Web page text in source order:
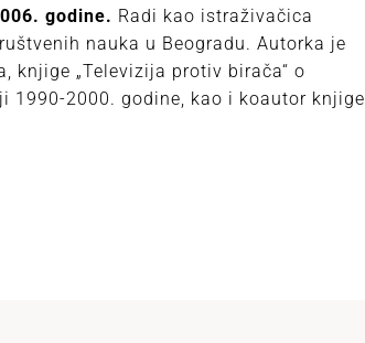
godine. Radi kao istraživačica
nauka u Beogradu. Autorka je
knjige „Televizija protiv birača“ o
2000. godine, kao i koautor knjige